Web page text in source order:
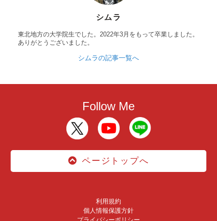
シムラ
東北地方の大学院生でした。2022年3月をもって卒業しました。
ありがとうございました。
シムラの記事一覧へ
Follow Me
ページトップへ
利用規約
個人情報保護方針